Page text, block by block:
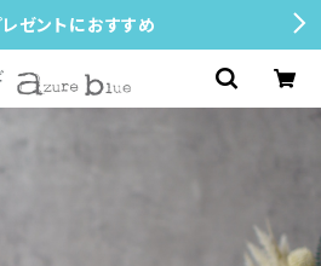
レゼントにおすすめ